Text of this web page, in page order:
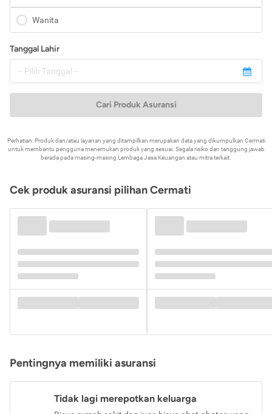
Wanita
Tanggal Lahir
Cari Produk Asuransi
Perhatian: Produk dan/atau layanan yang ditampilkan merupakan data yang dikumpulkan Cermati
untuk membantu pengguna menemukan produk yang sesuai. Segala risiko dan tanggung jawab
berada pada masing-masing Lembaga Jasa Keuangan atau mitra terkait.
Cek produk asuransi pilihan Cermati
Pentingnya memiliki asuransi
Tidak lagi merepotkan keluarga